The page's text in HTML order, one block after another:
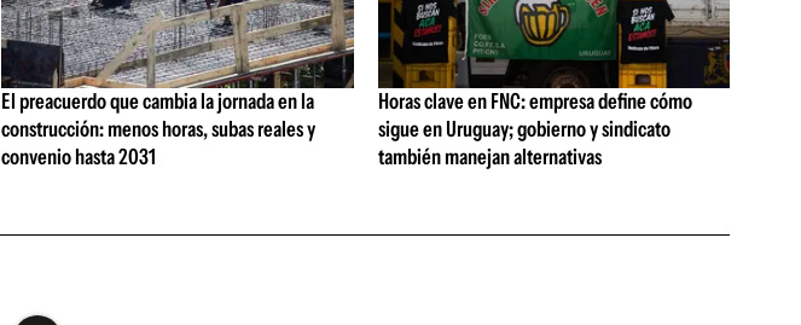
El preacuerdo que cambia la jornada en la
construcción: menos horas, subas reales y
convenio hasta 2031
Horas clave en FNC: empresa define cómo
sigue en Uruguay; gobierno y sindicato
también manejan alternativas